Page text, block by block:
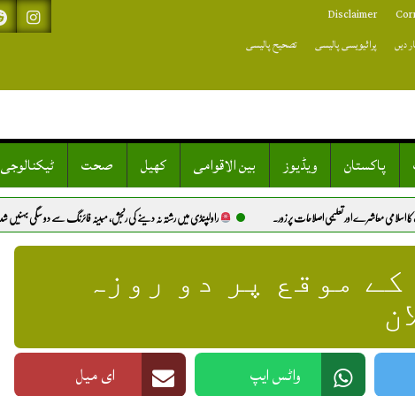
Disclaimer
دیں پرائیویسی پالیسی
تصحیح پالیسی
پاکستان ویڈیوز بین الاقوامی کھیل صحت ٹیکنالوجی
اصلاحات پر زور. راولپنڈی میں رشتہ نہ دینے کی رنجش، مبینہ فائرنگ سے دو سگی بہنیں شدید زخمی.
کے موقع پر دو روزہ
واٹس ایپ ای میل